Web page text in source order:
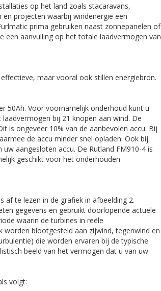
op het land zoals stacaravans,
projecten waarbij windenergie een
prima gebruiken naast zonnepanelen of
een aanvulling op het totale laadvermogen van
maar vooral ook stillen energiebron.
50Ah. Voor voornamelijk onderhoud kunt u
bij 21 knopen aan wind. De
is ongeveer 10% van de aanbevolen accu. Bij
de accu minder snel opladen. Ook bij
aangesloten accu. De Rutland FM910-4 is
geschikt voor het onderhouden
af te lezen in de grafiek in afbeelding 2.
gegevens en gebruikt doorlopende actuele
waarin de turbines in reële
blootgesteld aan zijwind, tegenwind en
die worden ervaren bij de typische
beeld van het vermogen dat u van uw
volgt: